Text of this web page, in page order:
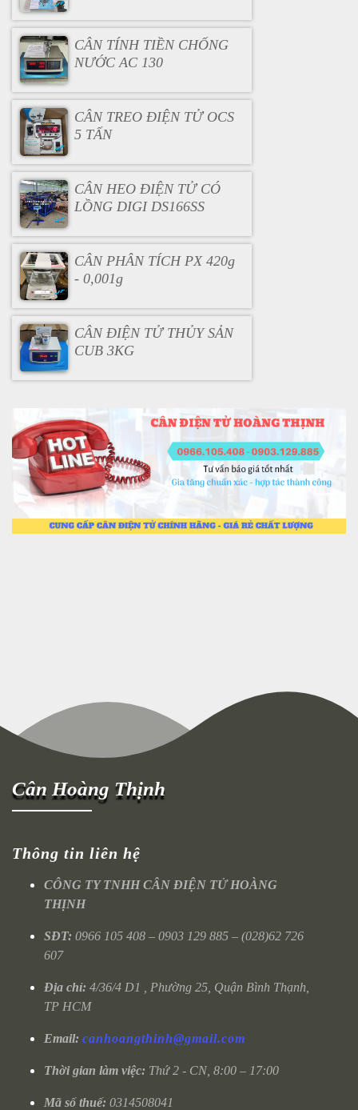
CÂN TÍNH TIỀN CHỐNG
NƯỚC AC 130
CÂN TREO ĐIỆN TỬ OCS
5 TẤN
CÂN HEO ĐIỆN TỬ CÓ
LỒNG DIGI DS166SS
CÂN PHÂN TÍCH PX 420g
- 0,001g
CÂN ĐIỆN TỬ THỦY SẢN
CUB 3KG
Cân Hoàng Thịnh
Thông tin liên hệ
CÔNG TY TNHH CÂN ĐIỆN TỬ HOÀNG
THỊNH
SĐT: 0966 105 408 – 0903 129 885 – (028)62 726
607
Địa chỉ: 4/36/4 D1 , Phường 25, Quận Bình Thạnh,
TP HCM
Email: canhoangthinh@gmail.com
Thời gian làm việc: Thứ 2 - CN, 8:00 – 17:00
Mã số thuế: 0314508041